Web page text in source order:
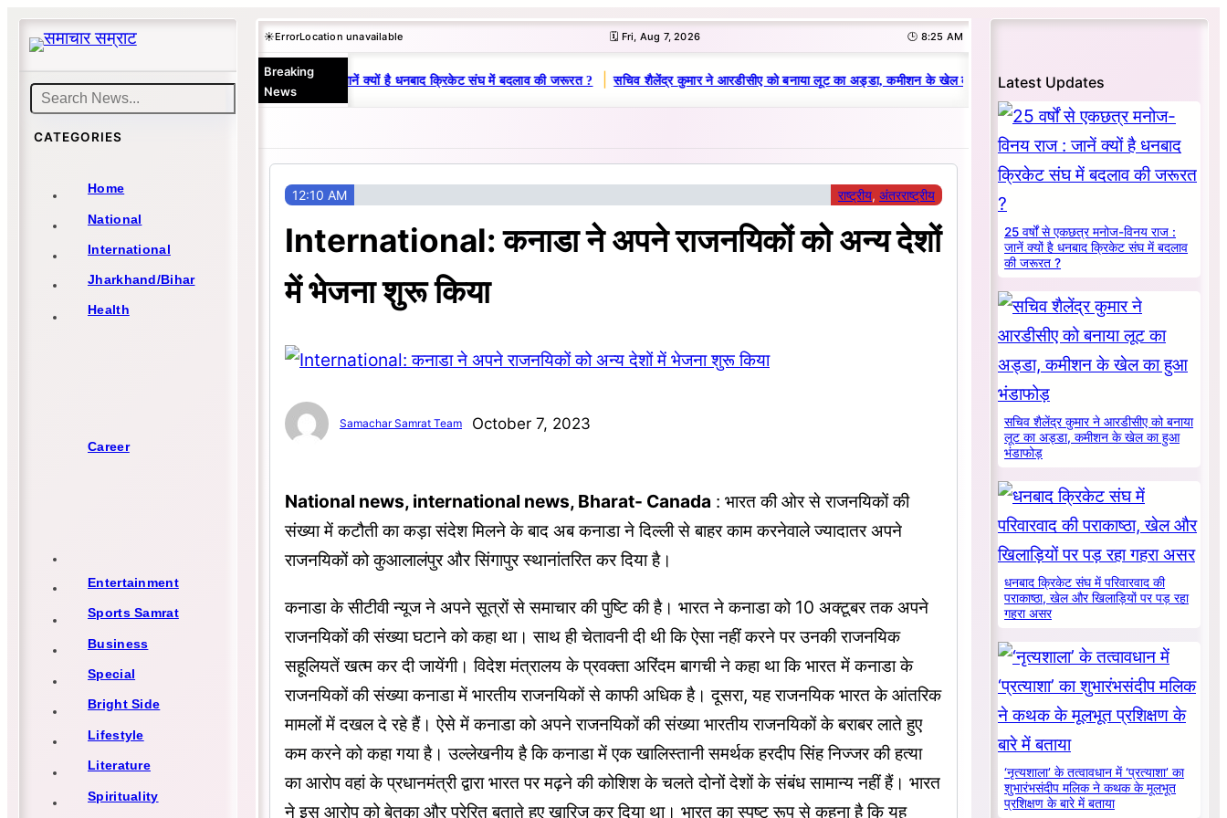
Skip
content
Search
CATEGORIES
Home
National
International
Jharkhand/Bihar
Health
Career
Entertainment
Sports Samrat
Business
Special
Bright Side
Lifestyle
Literature
Spirituality
☀️ErrorLocation unavailable 🗓️ Fri, Aug 7, 2026 🕒 8:25 AM
Breaking
News
25 वर्षों से एकछत्र मनोज-विनय राज : जानें क्यों है धनबाद क्रिकेट संघ में बदलाव की जरूरत ? | सचिव शैलेंद्र कुमार ने आरडीसीए को बनाया लूट का अड्डा, कमीशन के खेल का हुआ भंडाफोड़ | धनबाद क्रिकेट संघ में परिवारवाद की
12:10 AM राष्ट्रीय, अंतरराष्ट्रीय
International: कनाडा ने अपने राजनयिकों को अन्य देशों
में भेजना शुरू किया
Samachar Samrat Team October 7, 2023
National news, international news, Bharat- Canada : भारत की ओर से राजनयिकों की
संख्या में कटौती का कड़ा संदेश मिलने के बाद अब कनाडा ने दिल्ली से बाहर काम करनेवाले ज्यादातर अपने
राजनयिकों को कुआलालंपुर और सिंगापुर स्थानांतरित कर दिया है।
कनाडा के सीटीवी न्यूज ने अपने सूत्रों से समाचार की पुष्टि की है। भारत ने कनाडा को 10 अक्टूबर तक अपने
राजनयिकों की संख्या घटाने को कहा था। साथ ही चेतावनी दी थी कि ऐसा नहीं करने पर उनकी राजनयिक
सहूलियतें खत्म कर दी जायेंगी। विदेश मंत्रालय के प्रवक्ता अरिंदम बागची ने कहा था कि भारत में कनाडा के
राजनयिकों की संख्या कनाडा में भारतीय राजनयिकों से काफी अधिक है। दूसरा, यह राजनयिक भारत के आंतरिक
मामलों में दखल दे रहे हैं। ऐसे में कनाडा को अपने राजनयिकों की संख्या भारतीय राजनयिकों के बराबर लाते हुए
कम करने को कहा गया है। उल्लेखनीय है कि कनाडा में एक खालिस्तानी समर्थक हरदीप सिंह निज्जर की हत्या
का आरोप वहां के प्रधानमंत्री द्वारा भारत पर मढ़ने की कोशिश के चलते दोनों देशों के संबंध सामान्य नहीं हैं। भारत
ने इस आरोप को बेतुका और प्रेरित बताते हुए खारिज कर दिया था। भारत का स्पष्ट रूप से कहना है कि यह
Latest Updates
25 वर्षों से एकछत्र मनोज-विनय राज :
जानें क्यों है धनबाद क्रिकेट संघ में बदलाव
की जरूरत ?
सचिव शैलेंद्र कुमार ने आरडीसीए को बनाया
लूट का अड्डा, कमीशन के खेल का हुआ
भंडाफोड़
धनबाद क्रिकेट संघ में परिवारवाद की
पराकाष्ठा, खेल और खिलाड़ियों पर पड़ रहा
गहरा असर
‘नृत्यशाला’ के तत्वावधान में ‘प्रत्याशा’ का
शुभारंभसंदीप मलिक ने कथक के मूलभूत
प्रशिक्षण के बारे में बताया